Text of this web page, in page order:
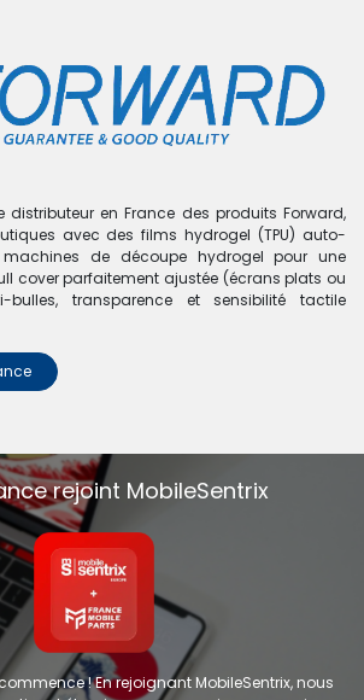
personnalisable pour iPhone 12
- Bleu
distributeur en France des produits Forward,
avec des films hydrogel (TPU) auto-
de découpe hydrogel pour une
cover parfaitement ajustée (écrans plats ou
bulles, transparence et sensibilité tactile
rejoint MobileSentrix
! En rejoignant MobileSentrix, nous